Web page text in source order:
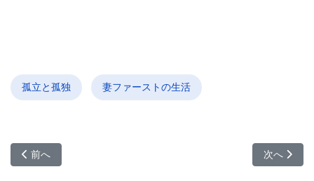
孤立と孤独 妻ファーストの生活
前の記事へ: 老後の生活を安定させる方法
前へ 次の記事
次へ